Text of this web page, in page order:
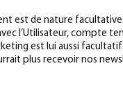
est de nature
l’Utilisateur, compte
est lui aussi
plus recevoir nos